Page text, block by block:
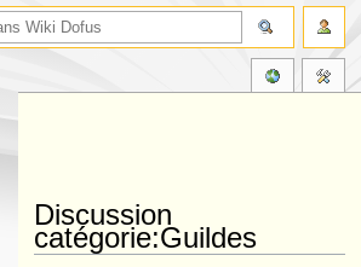
Discussion
catégorie:Guildes